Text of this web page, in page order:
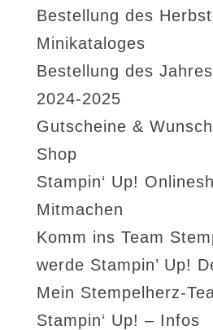
Bestellung des
Minikataloges
Bestellung des
2024-2025
Gutscheine &
Shop
Stampin‘ Up!
Mitmachen
Komm ins Team
werde Stampin’ Up!
Mein Stempelherz-
Stampin‘ Up! – Infos